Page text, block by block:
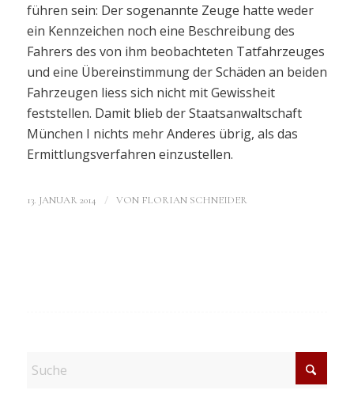
führen sein: Der sogenannte Zeuge hatte weder
ein Kennzeichen noch eine Beschreibung des
Fahrers des von ihm beobachteten Tatfahrzeuges
und eine Übereinstimmung der Schäden an beiden
Fahrzeugen liess sich nicht mit Gewissheit
feststellen. Damit blieb der Staatsanwaltschaft
München I nichts mehr Anderes übrig, als das
Ermittlungsverfahren einzustellen.
13. JANUAR 2014 / VON FLORIAN SCHNEIDER